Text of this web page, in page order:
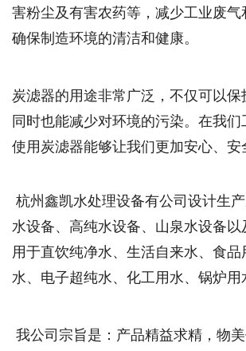
害粉尘及有害农药等，减少工业废气
确保制造环境的清洁和健康。
炭滤器的用途非常广泛，不仅可以保
同时也能减少对环境的污染。在我们
使用炭滤器能够让我们更加安心、安
杭州鑫凯水处理设备有公司设计生
水设备、高纯水设备、山泉水设备
用于直饮纯净水、生活自来水、食
水、电子超纯水、化工用水、锅炉用
我公司宗旨是：产品精益求精，物